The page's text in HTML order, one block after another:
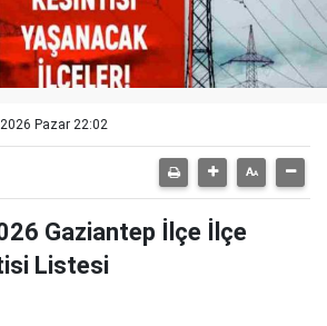
Pazar 22:02
Gaziantep İlçe İlçe
Listesi